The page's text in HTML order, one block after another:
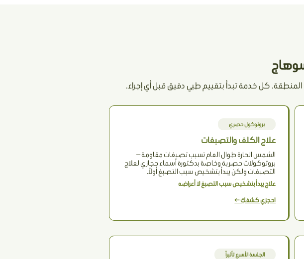
كل خدمة تبدأ بتقييم طبي دقيق قبل أي إجراء.
بروتوكول حصري
علاج الكلف والتصبغات
الشمس الحارة طوال العام تسبب تصبغات مقاومة —
بروتوكولات حصرية وخاصة بدكتورة أسماء حجازي لعلاج
التصبغات ولكن يبدأ بتشخيص سبب التصبغ أولاً.
علاج يبدأ بتشخيص سبب التصبغ لا أعراضه
احجزي كشفكِ ←
الجلسة الأسرع تأثيراً